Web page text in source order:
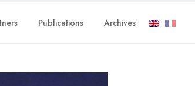
Publications Archives